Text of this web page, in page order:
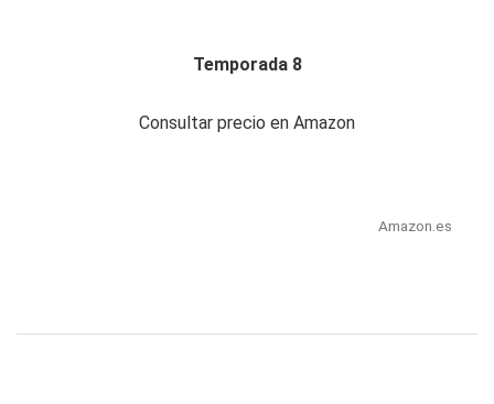
Temporada 8
Consultar precio en Amazon
Amazon.es